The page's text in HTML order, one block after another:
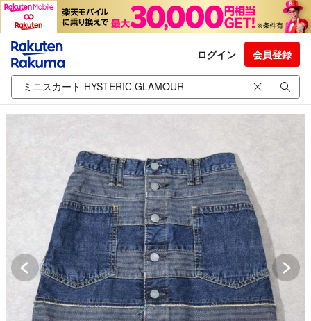
ログイン 会員登録